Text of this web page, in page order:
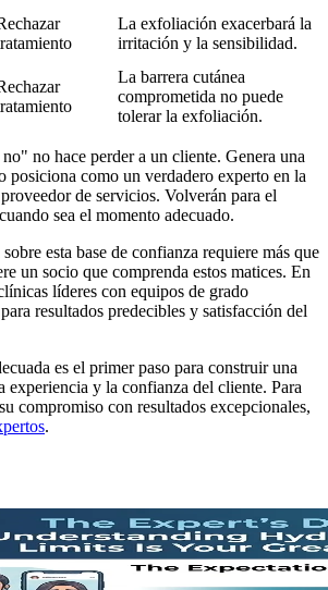
La exfoliación exacerbará la
irritación y la sensibilidad.
La barrera cutánea
comprometida no puede
tolerar la exfoliación.
no hace perder a un cliente. Genera una
posiciona como un verdadero experto en la
de servicios. Volverán para el
sea el momento adecuado.
esta base de confianza requiere más que
un socio que comprenda estos matices. En
líderes con equipos de grado
resultados predecibles y satisfacción del
es el primer paso para construir una
experiencia y la confianza del cliente. Para
compromiso con resultados excepcionales,
.